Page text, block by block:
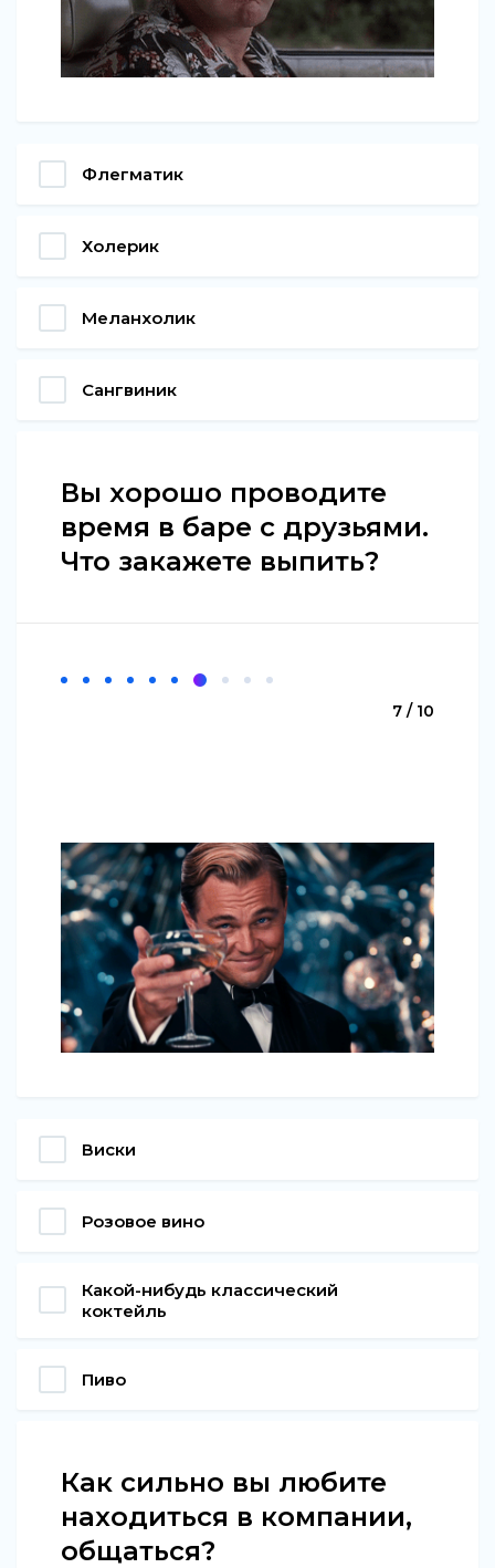
Флегматик
Холерик
Меланхолик
Сангвиник
Вы хорошо проводите
время в баре с друзьями.
Что закажете выпить?
7 / 10
Виски
Розовое вино
Какой-нибудь классический
коктейль
Пиво
Как сильно вы любите
находиться в компании,
общаться?